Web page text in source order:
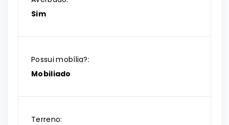
Sim
Possui mobília?:
Mobiliado
Terreno: